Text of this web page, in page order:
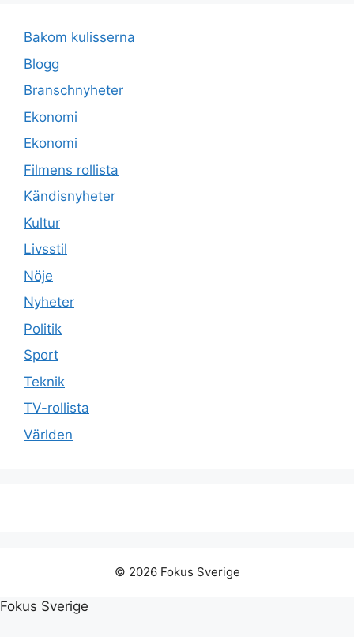
Bakom kulisserna
Blogg
Branschnyheter
Ekonomi
Ekonomi
Filmens rollista
Kändisnyheter
Kultur
Livsstil
Nöje
Nyheter
Politik
Sport
Teknik
TV-rollista
Världen
© 2026 Fokus Sverige
Fokus Sverige